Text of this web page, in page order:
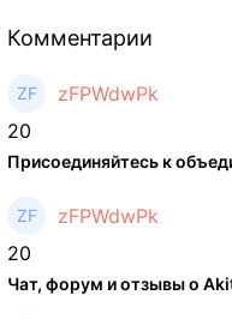
Комментарии
zFPWdwPk
20
zFPWdwPk
20